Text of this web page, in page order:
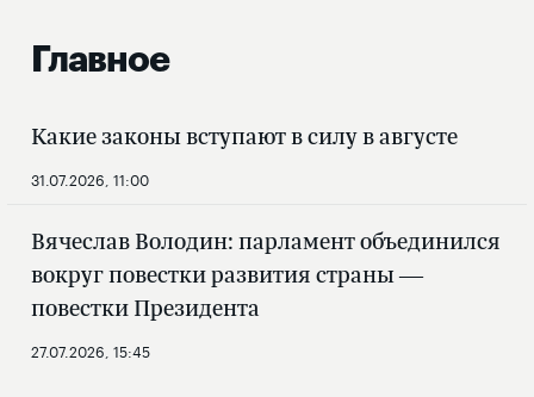
Главное
Какие законы вступают в силу в августе
31.07.2026, 11:00
Вячеслав Володин: парламент объединился
вокруг повестки развития страны —
повестки Президента
27.07.2026, 15:45